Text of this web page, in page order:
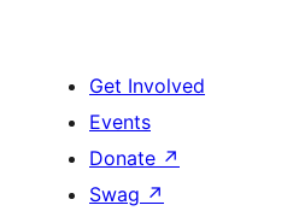
Get Involved
Events
Donate ↗
Swag ↗